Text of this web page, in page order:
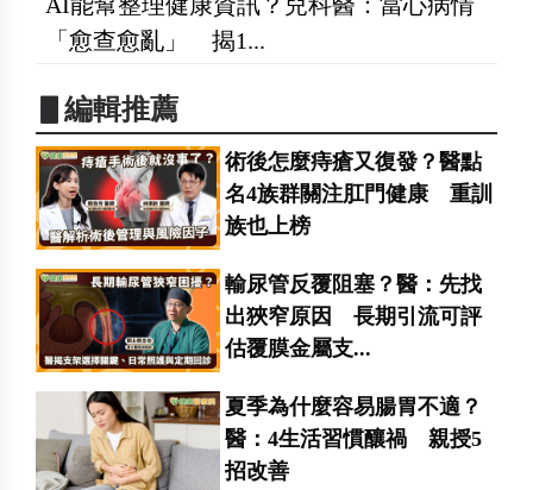
「愈查愈亂」 揭1...
▋編輯推薦
術後怎麼痔瘡又復發？醫點
名4族群關注肛門健康 重訓
族也上榜
輸尿管反覆阻塞？醫：先找
出狹窄原因 長期引流可評
估覆膜金屬支...
夏季為什麼容易腸胃不適？
醫：4生活習慣釀禍 親授5
招改善